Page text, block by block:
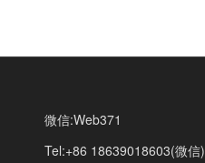
微信:Web371
Tel:+86 18639018603(微信)